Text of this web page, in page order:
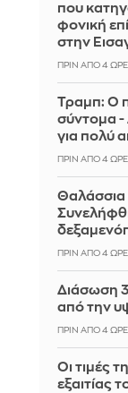
που
φονική
στην
ΠΡΙΝ ΑΠΌ 4
Τραμπ: Ο
σύντομα -
για πολύ
ΠΡΙΝ ΑΠΌ 4
Θαλάσσια
ΠΡΙΝ ΑΠΌ 4
Διάσωση
από την
ΠΡΙΝ ΑΠΌ 4
Οι τιμές
εξαιτίας